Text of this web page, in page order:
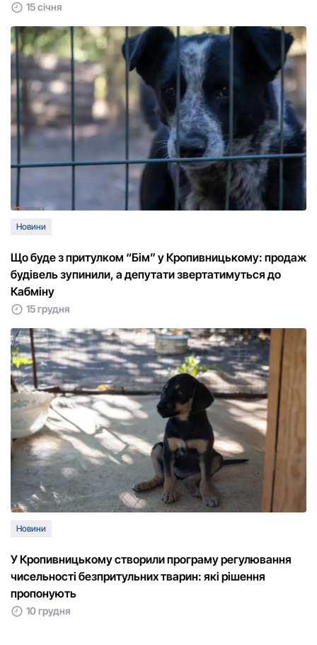
15 січня
Новини
Що буде з притулком “Бім” у Кропивницькому: продаж
будівель зупинили, а депутати звертатимуться до
Кабміну
15 грудня
Новини
У Кропивницькому створили програму регулювання
чисельності безпритульних тварин: які рішення
пропонують
10 грудня